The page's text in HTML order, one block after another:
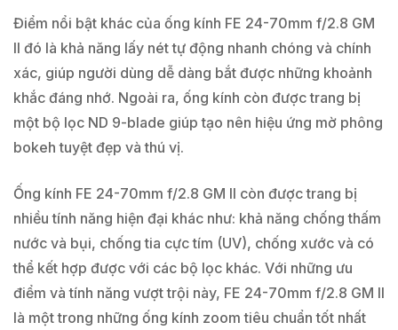
Điểm nổi bật khác của ống kính FE 24-70mm f/2.8 GM
II đó là khả năng lấy nét tự động nhanh chóng và chính
xác, giúp người dùng dễ dàng bắt được những khoảnh
khắc đáng nhớ. Ngoài ra, ống kính còn được trang bị
một bộ lọc ND 9-blade giúp tạo nên hiệu ứng mờ phông
bokeh tuyệt đẹp và thú vị.
Ống kính FE 24-70mm f/2.8 GM II còn được trang bị
nhiều tính năng hiện đại khác như: khả năng chống thấm
nước và bụi, chống tia cực tím (UV), chống xước và có
thể kết hợp được với các bộ lọc khác. Với những ưu
điểm và tính năng vượt trội này, FE 24-70mm f/2.8 GM II
là một trong những ống kính zoom tiêu chuẩn tốt nhất